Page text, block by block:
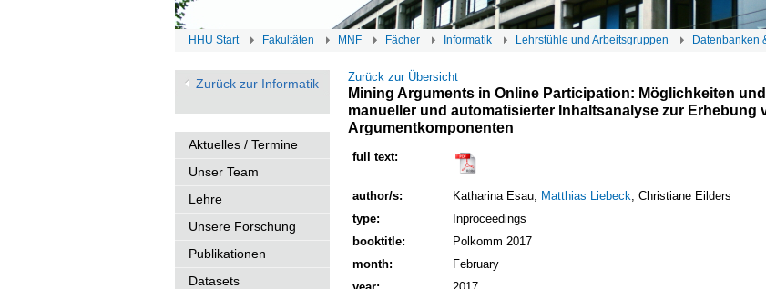
HHU Start Fakultäten MNF Fächer Informatik Lehrstühle und Arbeitsgruppen Datenbanken
Zurück zur Informatik
Aktuelles / Termine
Unser Team
Lehre
Unsere Forschung
Publikationen
Datasets
Zurück zur Übersicht
Mining Arguments in Online Participation: Möglichkeiten
manueller und automatisierter Inhaltsanalyse zur Erhebung
Argumentkomponenten
full text:
author/s: Katharina Esau, Matthias Liebeck, Christiane Eilders
type:
Inproceedings
booktitle:
Polkomm 2017
month:
February